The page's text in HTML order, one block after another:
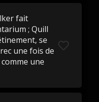
fait
; Quill
se
une fois de
une